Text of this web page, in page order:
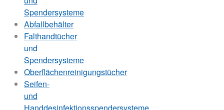
Spendersysteme
Abfallbehälter
Falthandtücher
und
Spendersysteme
Oberflächenreinigungstücher
Seifen-
und